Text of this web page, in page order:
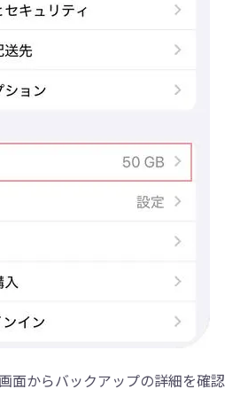
面からバックアップの詳細を確認